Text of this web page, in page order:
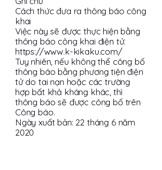
Cách thức đưa ra thông báo công
khai
Việc này sẽ được thực hiện bằng
thông báo công khai điện tử.
https://www.k-kikaku.com/
Tuy nhiên, nếu không thể công bố
thông báo bằng phương tiện điện
tử do tai nạn hoặc các trường
hợp bất khả kháng khác, thì
thông báo sẽ được công bố trên
Công báo.
Ngày xuất bản: 22 tháng 6 năm
2020